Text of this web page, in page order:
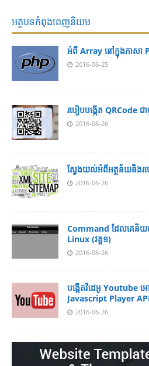
អត្ថបទកំពុងពេញនិយម
អំពី Array នៅ​​ក្នុង​ភា​សា
2016-06-25
របៀប​បង្កើត​ QRCode
2016-06-26
ស្វែង​យល់​​អំពី​អត្ថន័យ​​និង​រ
2016-06-26
Command ដែល​​គេ​​និយម​​
Linux (វគ្គ១)
2016-06-26
បង្កើតវីដេអូ Youtube
Javascript Player
2016-06-26